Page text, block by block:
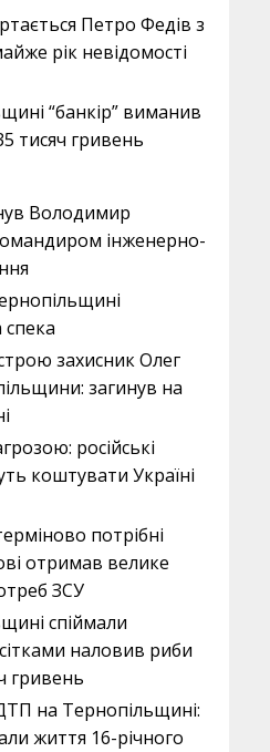
Петро Федів з
рік невідомості
“банкір” виманив
тисяч гривень
Володимир
інженерно-
спека
захисник Олег
загинув на
російські
коштувати Україні
потрібні
отримав велике
ЗСУ
спіймали
наловив риби
гривень
на Тернопільщині:
життя 16-річного